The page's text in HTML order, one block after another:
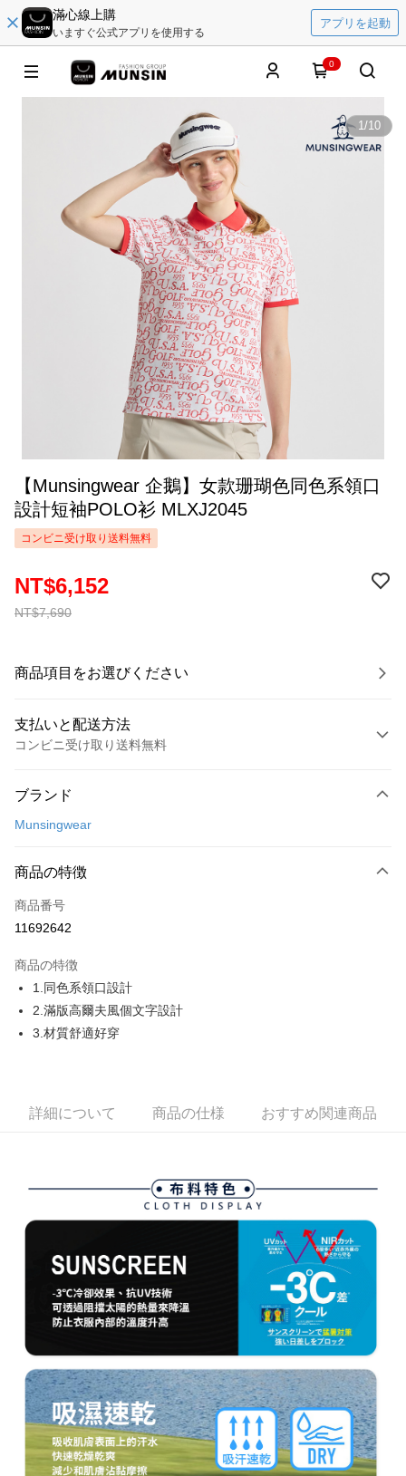
滿心線上購
いますぐ公式アプリを使用する
アプリを起動
0
1/10
【Munsingwear 企鵝】女款珊瑚色同色系領口
設計短袖POLO衫 MLXJ2045
コンビニ受け取り送料無料
NT$7,690
NT$6,152
商品項目をお選びください
支払いと配送方法
コンビニ受け取り送料無料
クレジットカード1回払い
LINE Pay
Apple Pay
Easy Wallet
AFTEE代金後払い
説明
3.注文するときのお支払いは不要です。商品はご指定の住所に配送されま
5.商品受け取り時のお支払いは不要です。商品を確かめてから、SMSまた
はアプリの通知に従って、4大コンビニ、またはATM/オンラインバンキン
代金納付期限は最短で 14 日以内ですので、ご注意ください。AFTEE アプ
リをダウンロードして AFTEE 会員になるとお支払い期限を最長 45 日以内
まで延長できます。
お支払期限は、ショップが請求した期日と、AFTEEで延長できる日数をも
とに計算されます。AFTEEで注文すると、商品を受け取るまで支払い期限
を延長できますが、商品を期限内に受け取れない場合があります（例：予
約商品や商品到着日が比較的遅い商品）。そのため、商品到着の有無に関
わらず、AFTEEで指定された期限内にお支払いください。
二、支払い限度額
1.初回 AFTEEを ご利用の際に、認証結果及び当社の審査の結果に基づ
き、限度額が設定されます。
2.決済金額は最低NT$20です。
3.現在、台湾の会員のみご利用いただけます。
付款後全家取貨
送料無料
付款後萊爾富取貨
送料無料
送料無料
付款後7-11取貨
送料無料
ブランド
Munsingwear
商品の特徴
商品番号
11692642
商品の特徴
1.同色系領口設計
2.滿版高爾夫風個文字設計
3.材質舒適好穿
詳細について 商品の仕様 おすすめ関連商品